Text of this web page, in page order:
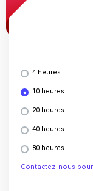
4 heures
10 heures
20 heures
40 heures
80 heures
Contactez-nous